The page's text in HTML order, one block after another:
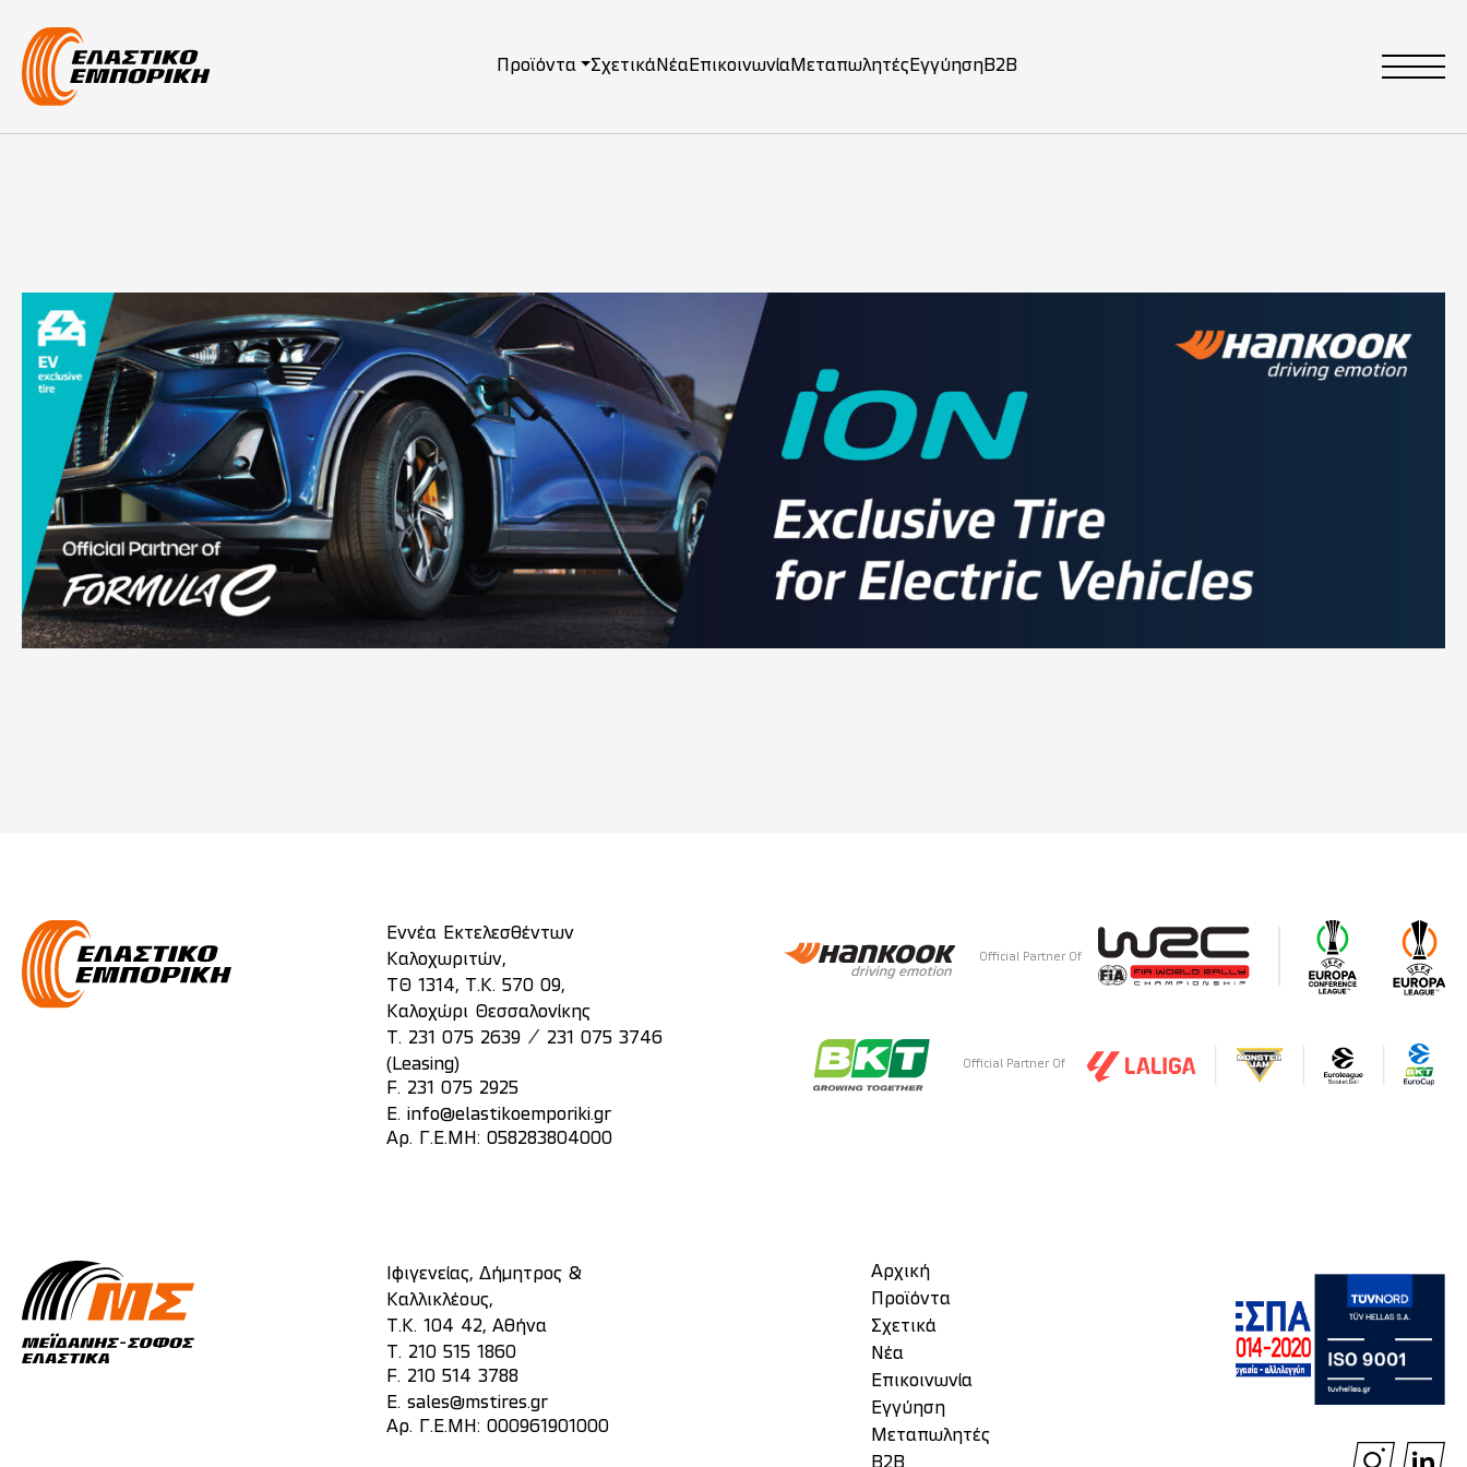
Main Navigation
Προϊόντα Σχετικά Νέα Επικοινωνία Μεταπωλητές Εγγύηση B2B
Εννέα Εκτελεσθέντων
Καλοχωριτών,
ΤΘ 1314, Τ.Κ. 570 09,
Καλοχώρι Θεσσαλονίκης
T. 231 075 2639/
231 075 3746
(Leasing)
F. 231 075 2925
E.
info@elastikoemporiki.gr
Αρ. Γ.Ε.ΜΗ: 058283804000
Official Partner Of
Official Partner Of
Ιφιγενείας, Δήμητρος &
Καλλικλέους,
Τ.Κ. 104 42, Αθήνα
T. 210 515 1860
F. 210 514 3788
E. sales@mstires.gr
Αρ. Γ.Ε.ΜΗ: 000961901000
Αρχική
Προϊόντα
Σχετικά
Νέα
Επικοινωνία
Eγγύηση
Μεταπωλητές